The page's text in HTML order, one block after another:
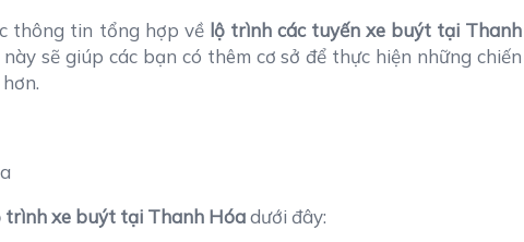
thông tin tổng hợp về lộ trình các tuyến xe buýt tại Thanh
sẽ giúp các bạn có thêm cơ sở để thực hiện những chiến
trình xe buýt tại Thanh Hóadưới đây: